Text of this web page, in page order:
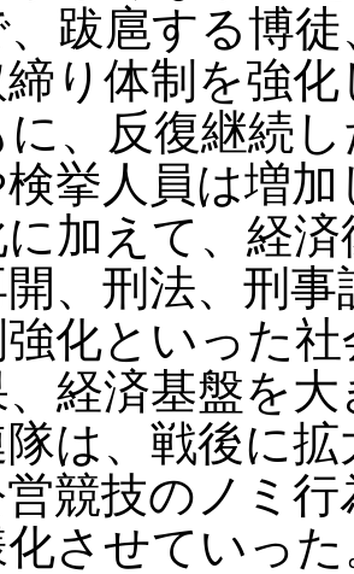
跋扈する博徒
り体制を強
、反復継続
挙人員は増
加えて、経
、刑法、刑
強化といった
経済基盤を
は、戦後に
競技のノミ
させていっ